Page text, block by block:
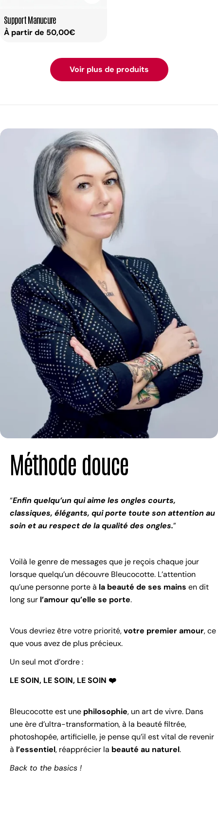
Taper:
Support Manucure
Prix
À partir de 50,00€
Voir plus de produits
Méthode douce
“Enfin quelqu’un qui aime les ongles courts,
classiques, élégants, qui porte toute son attention au
soin et au respect de la qualité des ongles.”
Voilà le genre de messages que je reçois chaque jour
lorsque quelqu’un découvre Bleucocotte. L’attention
qu’une personne porte à la beauté de ses mains en dit
long sur l’amour qu’elle se porte.
Vous devriez être votre priorité,votre premier amour, ce
que vous avez de plus précieux.
Un seul mot d’ordre :
LE SOIN, LE SOIN, LE SOIN ❤️
Bleucocotte est une philosophie, un art de vivre. Dans
une ère d’ultra-transformation, à la beauté filtrée,
photoshopée, artificielle, je pense qu’il est vital de revenir
à l’essentiel, réapprécier la beauté au naturel.
Back to the basics !